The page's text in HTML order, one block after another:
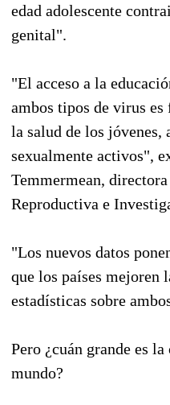
edad adolescente
genital".
"El acceso a la
ambos tipos de virus
la salud de los jóvenes,
sexualmente activos",
Temmermean,
Reproductiva e
"Los nuevos datos
que los países mejoren
estadísticas sobre
Pero ¿cuán grande es
mundo?